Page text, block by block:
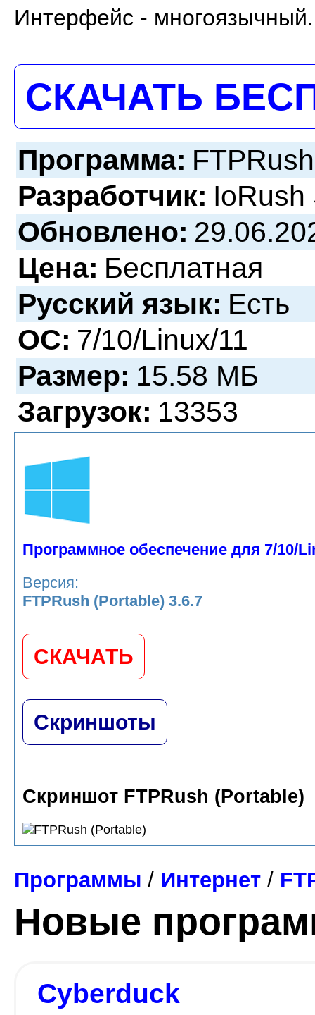
Интерфейс - многоязычный.
СКАЧАТЬ
Программа:
Разработчик: IoRush
Обновлено:
Цена: Бесплатная
Русский язык: Есть
ОС: 7/10/Linux/11
Размер: 15.58 МБ
Загрузок: 13353
Программное обеспечение для 7/10/
Версия:
FTPRush (Portable) 3.6.7
СКАЧАТЬ
Скриншоты
Скриншот FTPRush (Portable)
Программы / Интернет /
Новые
Cyberduck